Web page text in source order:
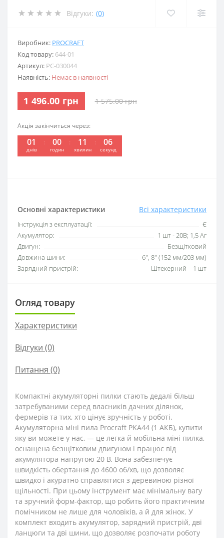
Відгуки: (0)
Виробник: PROCRAFT
Код товару: 644-01
Артикул: PC-030044
Наявність: Немає в наявності
1 496.00 грн 1 575.00 грн
Акція закінчиться через:
01
днів
00
годин
11
хвилин
06
секунд
Основні характеристики Всі характеристики
Інструкція з експлуатації:
Є
Акумулятор:
1 шт - 20В; 1,5 Аг
Двигун:
Безщітковий
Довжина шини:
6", 8" (152 мм/203 мм)
Зарядний пристрій:
Штекерний – 1 шт
Огляд товару
Характеристики
Відгуки (0)
Питання (0)
Компактні акумуляторні пилки стають дедалі більш
затребуваними серед власників дачних ділянок,
фермерів та тих, хто цінує зручність у роботі.
Акумуляторна міні пила Procraft PKA44 (1 АКБ), купити
яку ви можете у нас, ― це легка й мобільна міні пилка,
оснащена безщітковим двигуном і працює від
акумулятора напругою 20 В. Вона забезпечує
швидкість обертання до 4600 об/хв, що дозволяє
швидко і акуратно справлятися з деревиною різної
щільності. При цьому інструмент має мінімальну вагу
та зручний форм-фактор, що робить його практичним
помічником не лише для чоловіків, а й для жінок. У
комплект входить акумулятор, зарядний пристрій, дві
ланцюги та дві шини, що дозволяє розпочати роботу